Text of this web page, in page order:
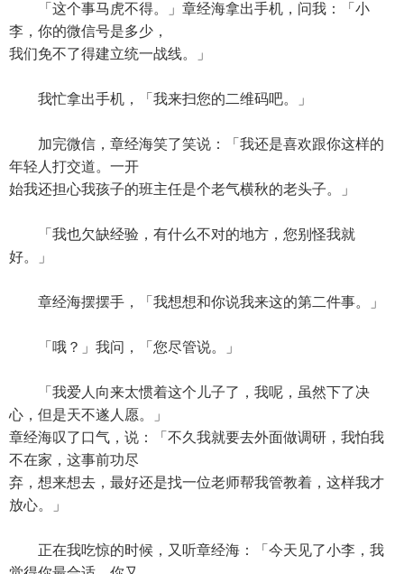
「这个事马虎不得。」章经海拿出手机，问我：「小
李，你的微信号是多少，
我们免不了得建立统一战线。」
我忙拿出手机，「我来扫您的二维码吧。」
加完微信，章经海笑了笑说：「我还是喜欢跟你这样的
年轻人打交道。一开
始我还担心我孩子的班主任是个老气横秋的老头子。」
「我也欠缺经验，有什么不对的地方，您别怪我就
好。」
章经海摆摆手，「我想想和你说我来这的第二件事。」
「哦？」我问，「您尽管说。」
「我爱人向来太惯着这个儿子了，我呢，虽然下了决
心，但是天不遂人愿。」
章经海叹了口气，说：「不久我就要去外面做调研，我怕我
不在家，这事前功尽
弃，想来想去，最好还是找一位老师帮我管教着，这样我才
放心。」
正在我吃惊的时候，又听章经海：「今天见了小李，我